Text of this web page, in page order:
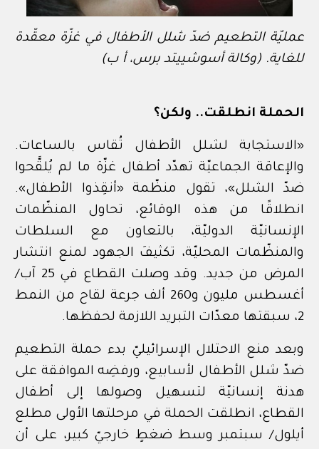
عمليّة التطعيم ضدّ شلل الأطفال في غزّة معقّدة
للغاية. (وكالة أسوشييتد برس، أ ب)
الحملة انطلقت.. ولكن؟
«الاستجابة لشلل الأطفال تُقاس بالساعات.
والإعاقة الجماعيّة تهدّد أطفال غزّة ما لم يُلقَّحوا
ضدّ الشلل»، تقول منظّمة «أنقِذوا الأطفال».
انطلاقًا من هذه الوقائع، تحاول المنظّمات
الإنسانيّة الدوليّة، بالتعاون مع السلطات
والمنظّمات المحليّة، تكثيفَ الجهود لمنع انتشار
المرض من جديد. وقد وصلت القطاع في 25 آب/
أغسطس مليون و260 ألف جرعة لقاح من النمط
2، سبقتها معدّات التبريد اللازمة لحفظها.
وبعد منع الاحتلال الإسرائيليّ بدء حملة التطعيم
ضدّ شلل الأطفال لأسابيع، ورفضِه الموافقة على
هدنة إنسانيّة لتسهيل وصولها إلى أطفال
القطاع، انطلقت الحملة في مرحلتها الأولى مطلع
أيلول/ سبتمبر وسط ضغطٍ خارجيّ كبير، على أن